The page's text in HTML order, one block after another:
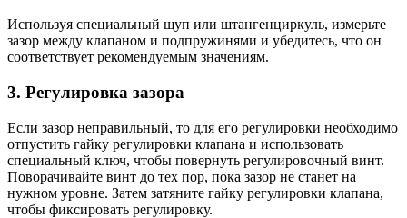
Используя специальный щуп или штангенциркуль, измерьте
зазор между клапаном и подпружинями и убедитесь, что он
соответствует рекомендуемым значениям.
3. Регулировка зазора
Если зазор неправильный, то для его регулировки необходимо
отпустить гайку регулировки клапана и использовать
специальный ключ, чтобы повернуть регулировочный винт.
Поворачивайте винт до тех пор, пока зазор не станет на
нужном уровне. Затем затяните гайку регулировки клапана,
чтобы фиксировать регулировку.